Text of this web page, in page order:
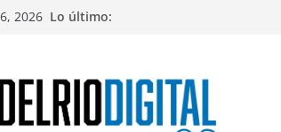
2026 Lo último: